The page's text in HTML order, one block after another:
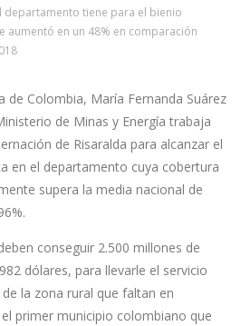
departamento tiene para el bienio
aumentó en un 48% en comparación
de Colombia, María Fernanda Suárez
de Minas y Energía trabaja
de Risaralda para alcanzar el
en el departamento cuya cobertura
supera la media nacional de
conseguir 2.500 millones de
dólares, para llevarle el servicio
la zona rural que faltan en
primer municipio colombiano que